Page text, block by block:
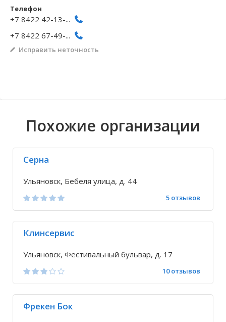
Волгоградская область
Кировоградская область
Восточно-Казахстанская область
Архангельское
Телефон
+7 8422 42-13-...
+7 8422 67-49-...
Исправить неточность
Похожие организации
Серна
Ульяновск, Бебеля улица, д. 44
5 отзывов
Клинсервис
Ульяновск, Фестивальный бульвар, д. 17
10 отзывов
Фрекен Бок